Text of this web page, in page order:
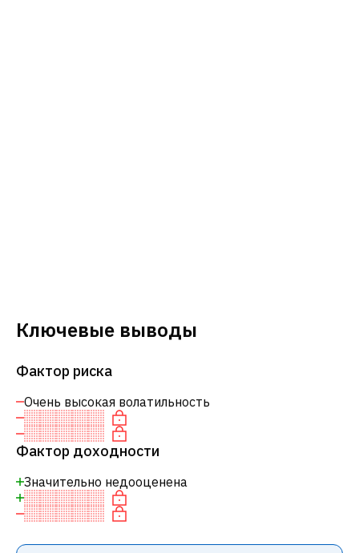
Ключевые выводы
Фактор риска
Очень высокая волатильность
Фактор доходности
Значительно недооценена